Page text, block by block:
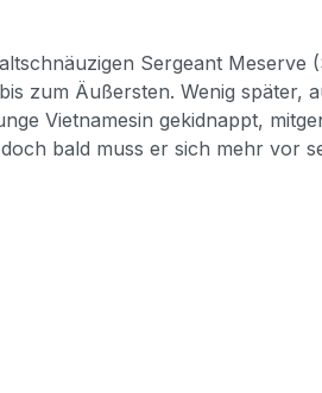
Sergeant Meserve
zum Äußersten. Wenig
Vietnamesin gekidnappt,
bald muss er sich mehr vor